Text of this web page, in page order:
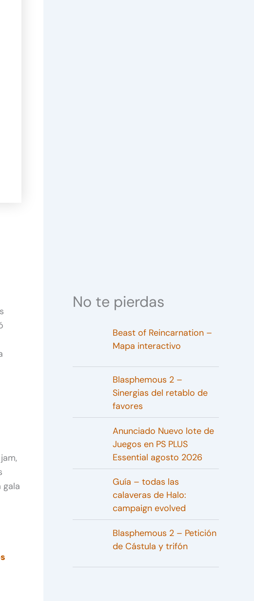
gala
No te pierdas
Beast of Reincarnation –
Mapa interactivo
Blasphemous 2 –
Sinergias del retablo de
favores
Anunciado Nuevo lote de
Juegos en PS PLUS
Essential agosto 2026
Guía – todas las
calaveras de Halo:
campaign evolved
Blasphemous 2 – Petición
de Cástula y trifón